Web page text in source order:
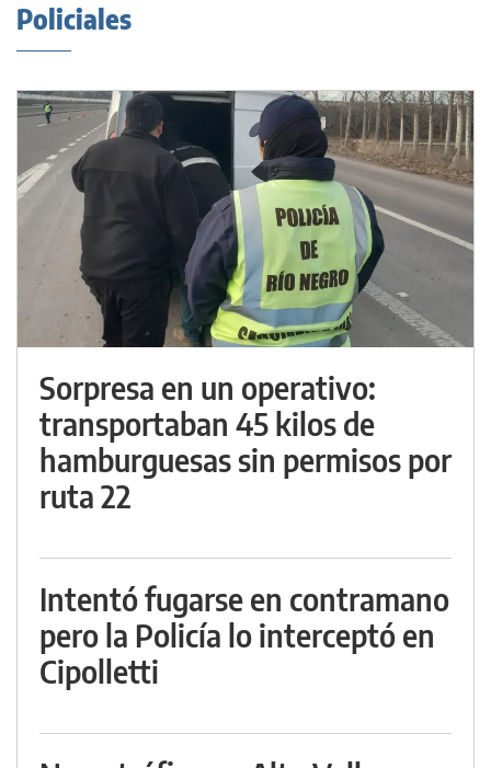
Policiales
Sorpresa en un operativo:
transportaban 45 kilos de
hamburguesas sin permisos por
ruta 22
Intentó fugarse en contramano
pero la Policía lo interceptó en
Cipolletti